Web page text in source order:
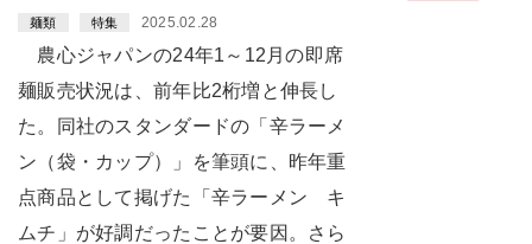
麺類 特集 2025.02.28
農心ジャパンの24年1～12月の即席
麺販売状況は、前年比2桁増と伸長し
た。同社のスタンダードの「辛ラーメ
ン（袋・カップ）」を筆頭に、昨年重
点商品として掲げた「辛ラーメン キ
ムチ」が好調だったことが要因。さら